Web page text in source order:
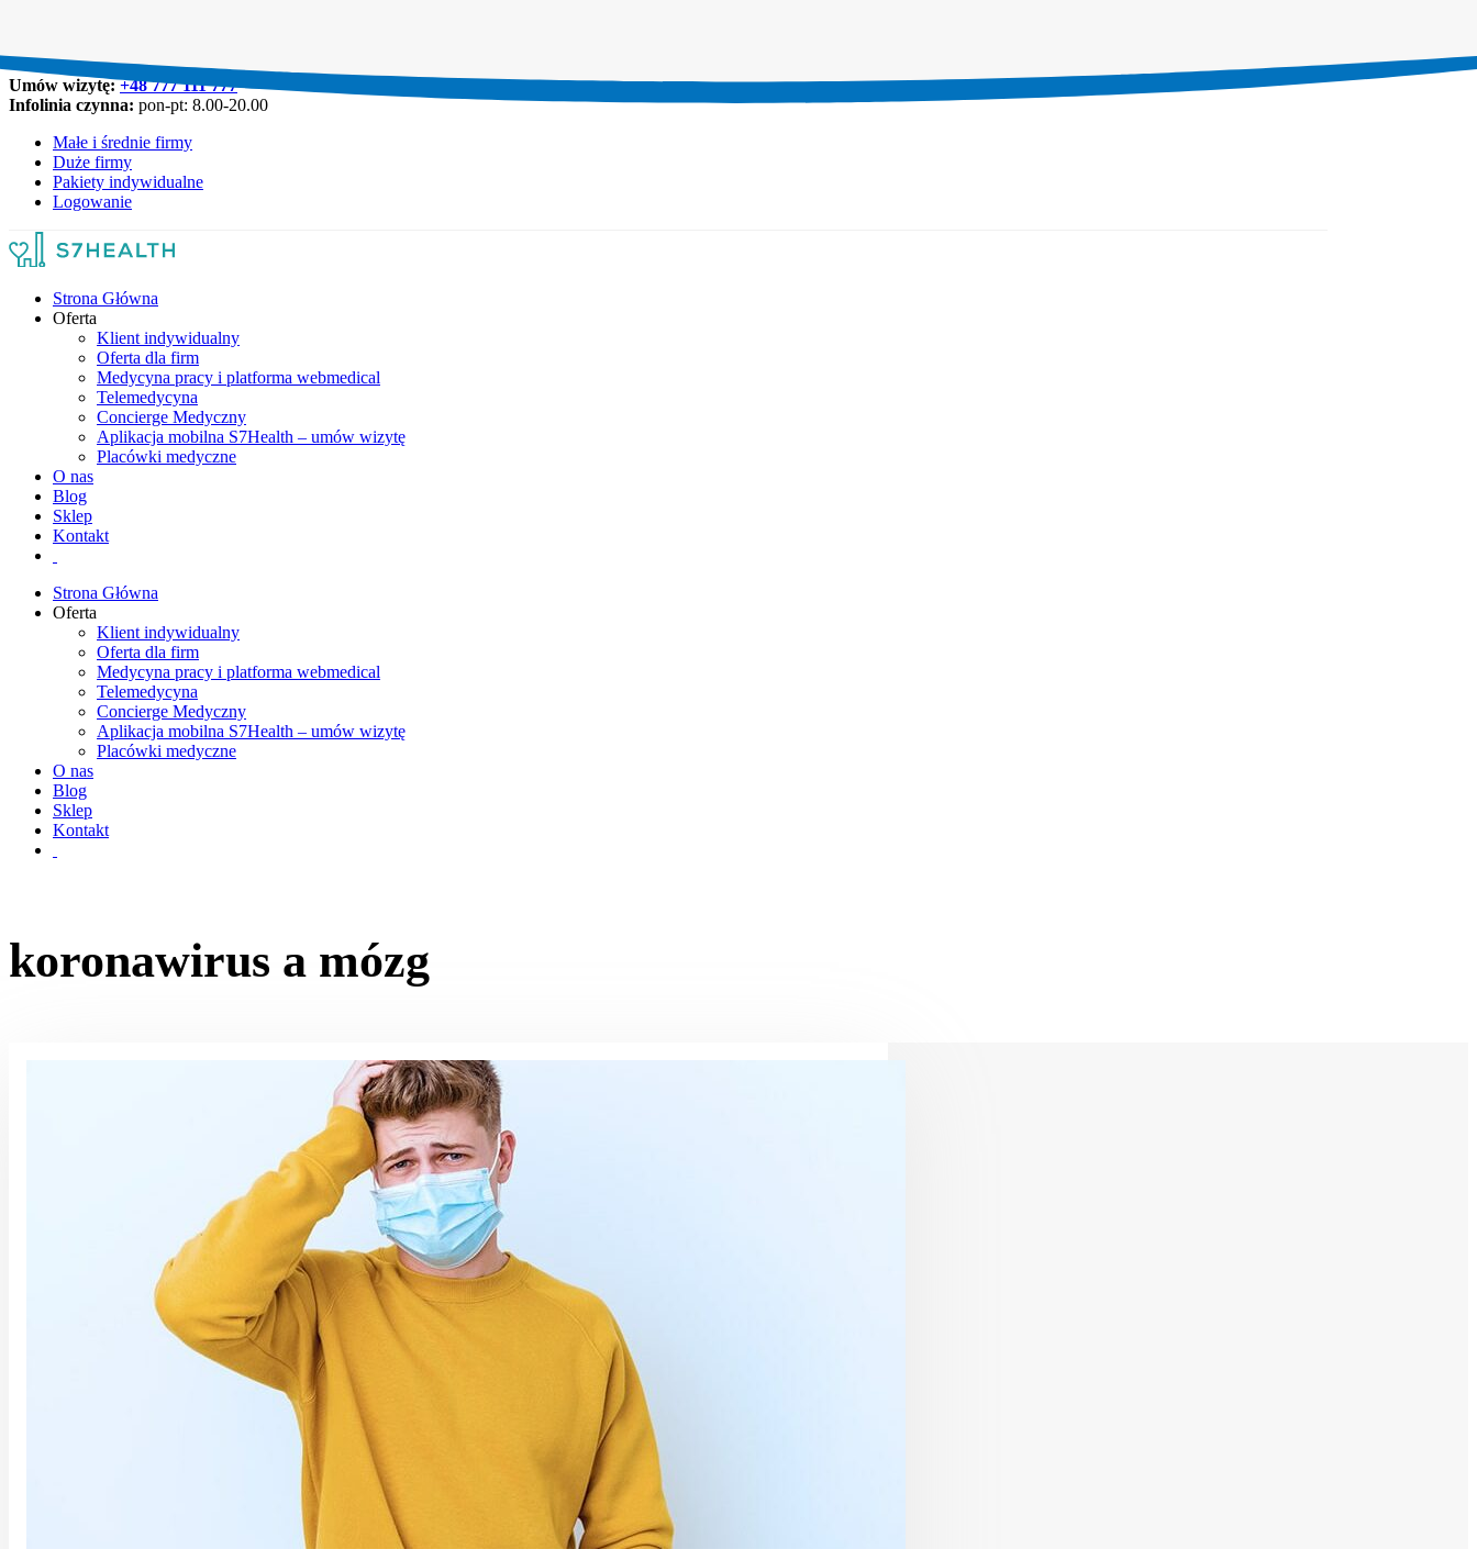
Umów wizytę:+48 777 111 777
Infolinia czynna: pon-pt: 8.00-20.00
Małe i średnie firmy
Duże firmy
Pakiety indywidualne
Logowanie
Strona Główna
Oferta
Klient indywidualny
Oferta dla firm
Medycyna pracy i platforma webmedical
Telemedycyna
Concierge Medyczny
Aplikacja mobilna S7Health – umów wizytę
Placówki medyczne
O nas
Blog
Sklep
Kontakt
Strona Główna
Oferta
Klient indywidualny
Oferta dla firm
Medycyna pracy i platforma webmedical
Telemedycyna
Concierge Medyczny
Aplikacja mobilna S7Health – umów wizytę
Placówki medyczne
O nas
Blog
Sklep
Kontakt
koronawirus a mózg